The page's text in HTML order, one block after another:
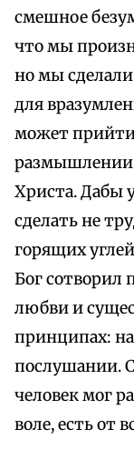
смешное
что мы
но мы
для
может прийти
размышлении
Христа. Дабы
сделать не
горящих
Бог сотворил
любви и
принципах:
послушании.
человек мог
воле, есть от